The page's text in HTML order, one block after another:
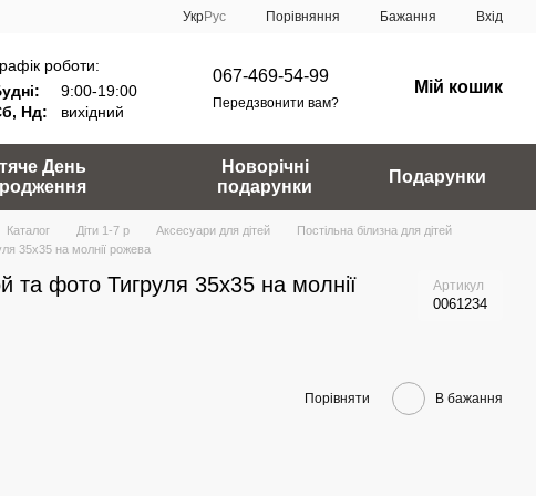
УкрРус Порівняння Бажання Вхід
роботи:
9:00-19:00
Нд:
вихідний
067-469-54-99
Передзвонити вам?
Мій кошик
День
Новорічні
подарунки
Подарунки
Каталог Діти 1-7 р Аксесуари для дітей
Постільна білизна для дітей
35х35 на молнії рожева
та фото Тигруля 35х35 на молнії
Артикул
0061234
Порівняти В бажання